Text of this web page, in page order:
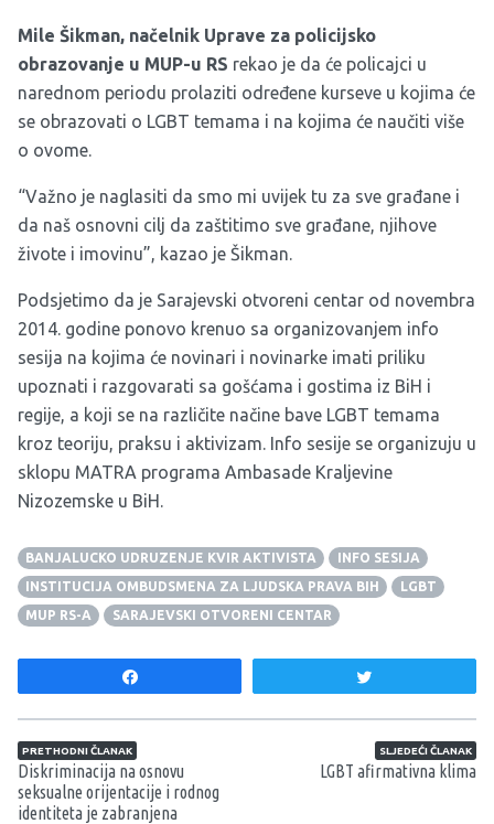
Mile Šikman, načelnik Uprave za policijsko
obrazovanje u MUP-u RS rekao je da će policajci u
narednom periodu prolaziti određene kurseve u kojima će
se obrazovati o LGBT temama i na kojima će naučiti više
o ovome.
“Važno je naglasiti da smo mi uvijek tu za sve građane i
da naš osnovni cilj da zaštitimo sve građane, njihove
živote i imovinu”, kazao je Šikman.
Podsjetimo da je Sarajevski otvoreni centar od novembra
2014. godine ponovo krenuo sa organizovanjem info
sesija na kojima će novinari i novinarke imati priliku
upoznati i razgovarati sa gošćama i gostima iz BiH i
regije, a koji se na različite načine bave LGBT temama
kroz teoriju, praksu i aktivizam. Info sesije se organizuju u
sklopu MATRA programa Ambasade Kraljevine
Nizozemske u BiH.
BANJALUCKO UDRUZENJE KVIR AKTIVISTA
INFO SESIJA
INSTITUCIJA OMBUDSMENA ZA LJUDSKA PRAVA BIH
LGBT
MUP RS-A
SARAJEVSKI OTVORENI CENTAR
Navigacija članaka
PRETHODNI ČLANAK
Diskriminacija na osnovu
seksualne orijentacije i rodnog
identiteta je zabranjena
SLJEDEĆI ČLANAK
LGBT afirmativna klima